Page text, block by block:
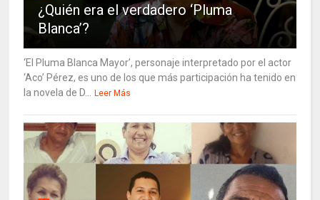
¿Quién era el verdadero ‘Pluma
Blanca’?
‘El Pluma Blanca Mayor’, personaje interpretado por el actor
‘Aco’ Pérez, es uno de los que más participación ha tenido en
la novela de D...
Leer Más